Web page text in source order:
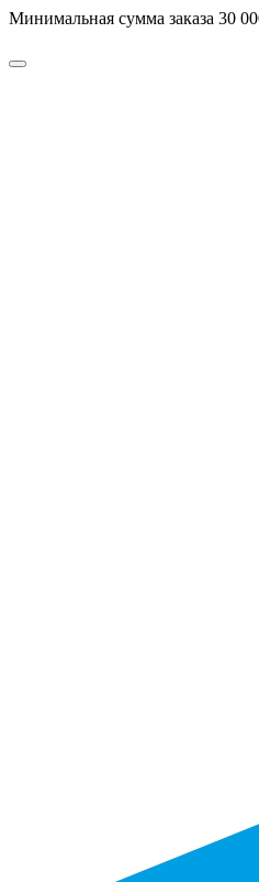
Минимальная сумма заказа 30